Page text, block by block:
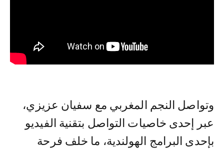
وتواصل النجم المغربي مع سفيان عزيزي،
عبر إحدى خاصيات التواصل بتقنية الفيديو
بإحدى البرامج الهولندية، ما خلف فرحة